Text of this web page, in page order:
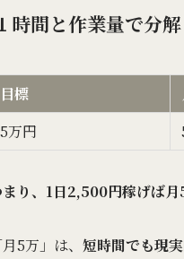
時間と作業量で分
目標
5万円
り、1日2,500円稼げば月
月5万」は、 短時間でも現